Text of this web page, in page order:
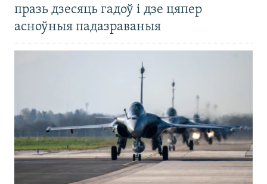
празь дзесяць гадоў і дзе цяпер
асноўныя падазраваныя